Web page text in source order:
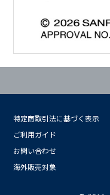
特定商取引法に基づく表示
ご利用ガイド
お問い合わせ
海外販売対象